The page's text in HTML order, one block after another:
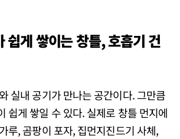
쉽게 쌓이는 창틀, 호흡기 건
실내 공기가 만나는 공간이다. 그만큼
쉽게 쌓일 수 있다. 실제로 창틀 먼지에
루, 곰팡이 포자, 집먼지진드기 사체,